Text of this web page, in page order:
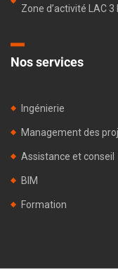
Nos services
Ingénierie
Management des
Assistance et conseil
BIM
Formation
Zone d’activité LAC